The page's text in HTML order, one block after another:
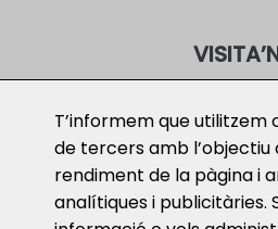
c. Santa Clara 26 1º
c. Dos de Maig 8 –
ESCRIU-
T’informem que utilitzem
de tercers amb l’objectiu
rendiment de la pàgina i
analítiques i publicitàries.